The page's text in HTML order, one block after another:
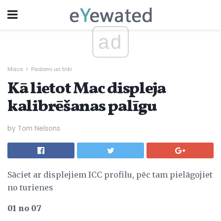
ad
Macs Padomi un triki
Kā lietot Mac displeja
kalibrēšanas palīgu
by Tom Nelsons
Sāciet ar displejiem ICC profilu, pēc tam pielāgojiet
no turienes
01 no 07